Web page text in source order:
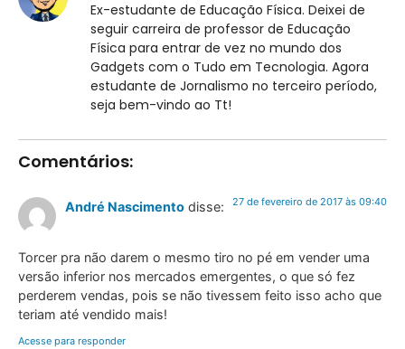
Ex-estudante de Educação Física. Deixei de
seguir carreira de professor de Educação
Física para entrar de vez no mundo dos
Gadgets com o Tudo em Tecnologia. Agora
estudante de Jornalismo no terceiro período,
seja bem-vindo ao Tt!
Comentários:
André Nascimento disse: 27 de fevereiro de 2017 às 09:40
Torcer pra não darem o mesmo tiro no pé em vender uma
versão inferior nos mercados emergentes, o que só fez
perderem vendas, pois se não tivessem feito isso acho que
teriam até vendido mais!
Acesse para responder